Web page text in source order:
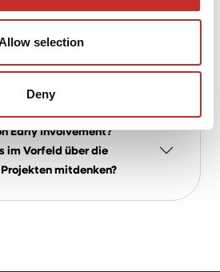
selection
Deny
House of Contracting
Early Involvement?
im Vorfeld über die
mitdenken?